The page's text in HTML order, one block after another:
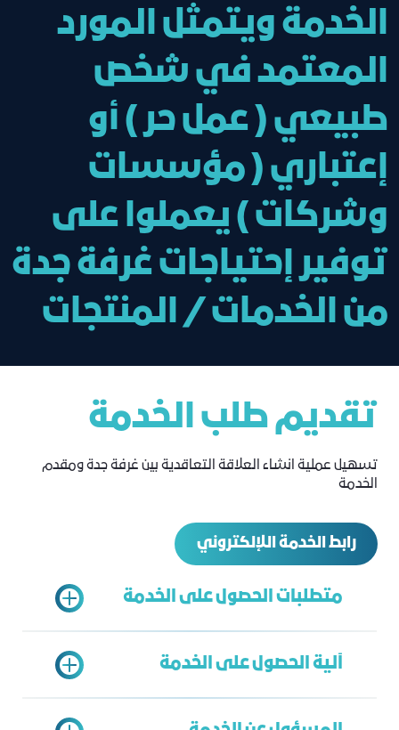
الخدمة ويتمثل المورد
المعتمد في شخص
طبيعي ( عمل حر ) أو
إعتباري ( مؤسسات
وشركات ) يعملوا على
توفير إحتياجات غرفة جدة
من الخدمات / المنتجات
تقديم طلب الخدمة
تسهيل عملية انشاء العلاقة التعاقدية بين غرفة جدة ومقدم
الخدمة
رابط الخدمة اللإلكتروني
متطلبات الحصول على الخدمة
آلية الحصول على الخدمة